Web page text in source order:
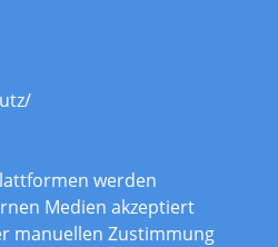
werden
Medien akzeptiert
manuellen Zustimmung